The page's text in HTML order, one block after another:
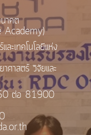
าคต
Academy)
ะเทคโนโลยีแห่ง
ศาสตร์ วิจัยและ
ต่อ 81900